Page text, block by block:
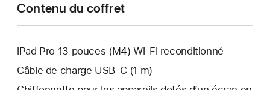
Contenu du coffret
iPad Pro 13 pouces (M4) Wi‑Fi reconditionné
Câble de charge USB‑C (1 m)